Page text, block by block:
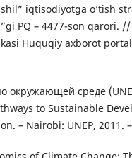
iqtisodiyotga o‘tish
PQ – 4477-son qarori. //
Huquqiy axborot
окружающей среде
to Sustainable
– Nairobi: UNEP, 2011.